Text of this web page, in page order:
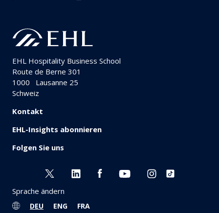
EHL Hospitality Business School
Route de Berne 301
1000
Lausanne 25
Schweiz
Kontakt
EHL-Insights abonnieren
Folgen Sie uns
Sprache ändern
DEU ENG FRA